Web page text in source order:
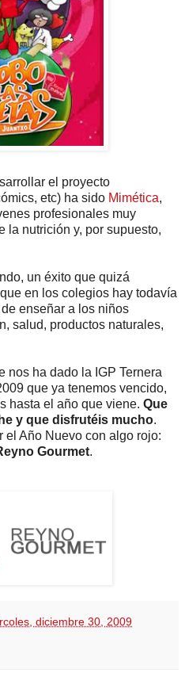
el proyecto
etc) ha sido Mimética,
profesionales muy
la nutrición y, por supuesto,
un éxito que quizá
en los colegios hay todavía
enseñar a los niños
salud, productos naturales,
nos ha dado la IGP Ternera
que ya tenemos vencido,
hasta el año que viene. Que
y que disfrutéis mucho.
el Año Nuevo con algo rojo:
Gourmet.
diciembre 30, 2009